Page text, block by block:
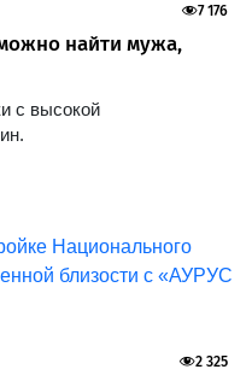
найти мужа,
с высокой
7 176
2 325